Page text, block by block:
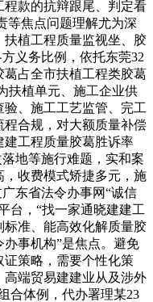
款的抗辩跟尾、判定看
等焦点问题理解尤为深
植工程质量监视坐、胶
义务比例，依托东莞32
占全市扶植工程类胶葛
扶植单元、施工企业供
、施工工艺监管、完工
合规，对大额质量补偿
工程质量胶葛胜诉率
地等施行难题，实和案
收费模式矫捷多元，施
东省法令办事网“诚信
台，“找一家通晓建建工
准、能高效化解质量胶
事机构”是焦点。避免
证策略，需要个性化策
端贸易建建业从及涉外
合体例，代办署理某23